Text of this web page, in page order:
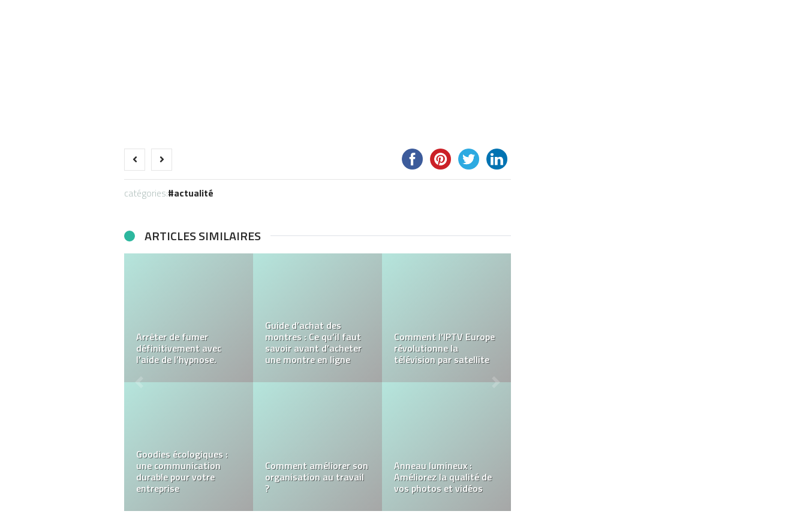
catégories: actualité
ARTICLES SIMILAIRES
Comment pirater le mot
de passe d’un compte
Facebook ?
3 raisons de privilégier
une billetterie en ligne
pour l’organisation des
événements
stress : les tisanes et
infusions sont-elles
utiles ?
Comment choisir le bon
cabinet de conseil
pharmaceutique ?
Comment réussir
l’organisation de son
mariage
crucial pour l’avenir
énergétique des
entreprises ?